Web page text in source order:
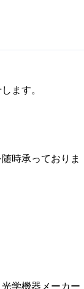
ます。
時承っておりま
学機器メーカー